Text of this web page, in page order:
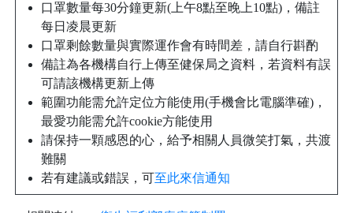
口罩數量每30分鐘更新(上午8點至晚上10點)，備註
每日凌晨更新
口罩剩餘數量與實際運作會有時間差，請自行斟酌
備註為各機構自行上傳至健保局之資料，若資料有誤
可請該機構更新上傳
範圍功能需允許定位方能使用(手機會比電腦準確)，
最愛功能需允許cookie方能使用
請保持一顆感恩的心，給予相關人員微笑打氣，共渡
難關
若有建議或錯誤，可至此來信通知